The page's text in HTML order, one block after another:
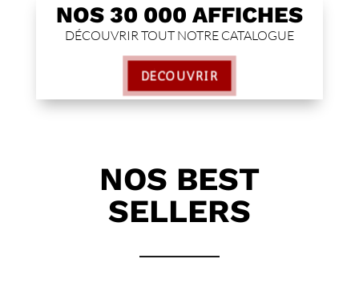
NOS 30 000 AFFICHES
DÉCOUVRIR TOUT NOTRE CATALOGUE
DÉCOUVRIR
NOS BEST
SELLERS